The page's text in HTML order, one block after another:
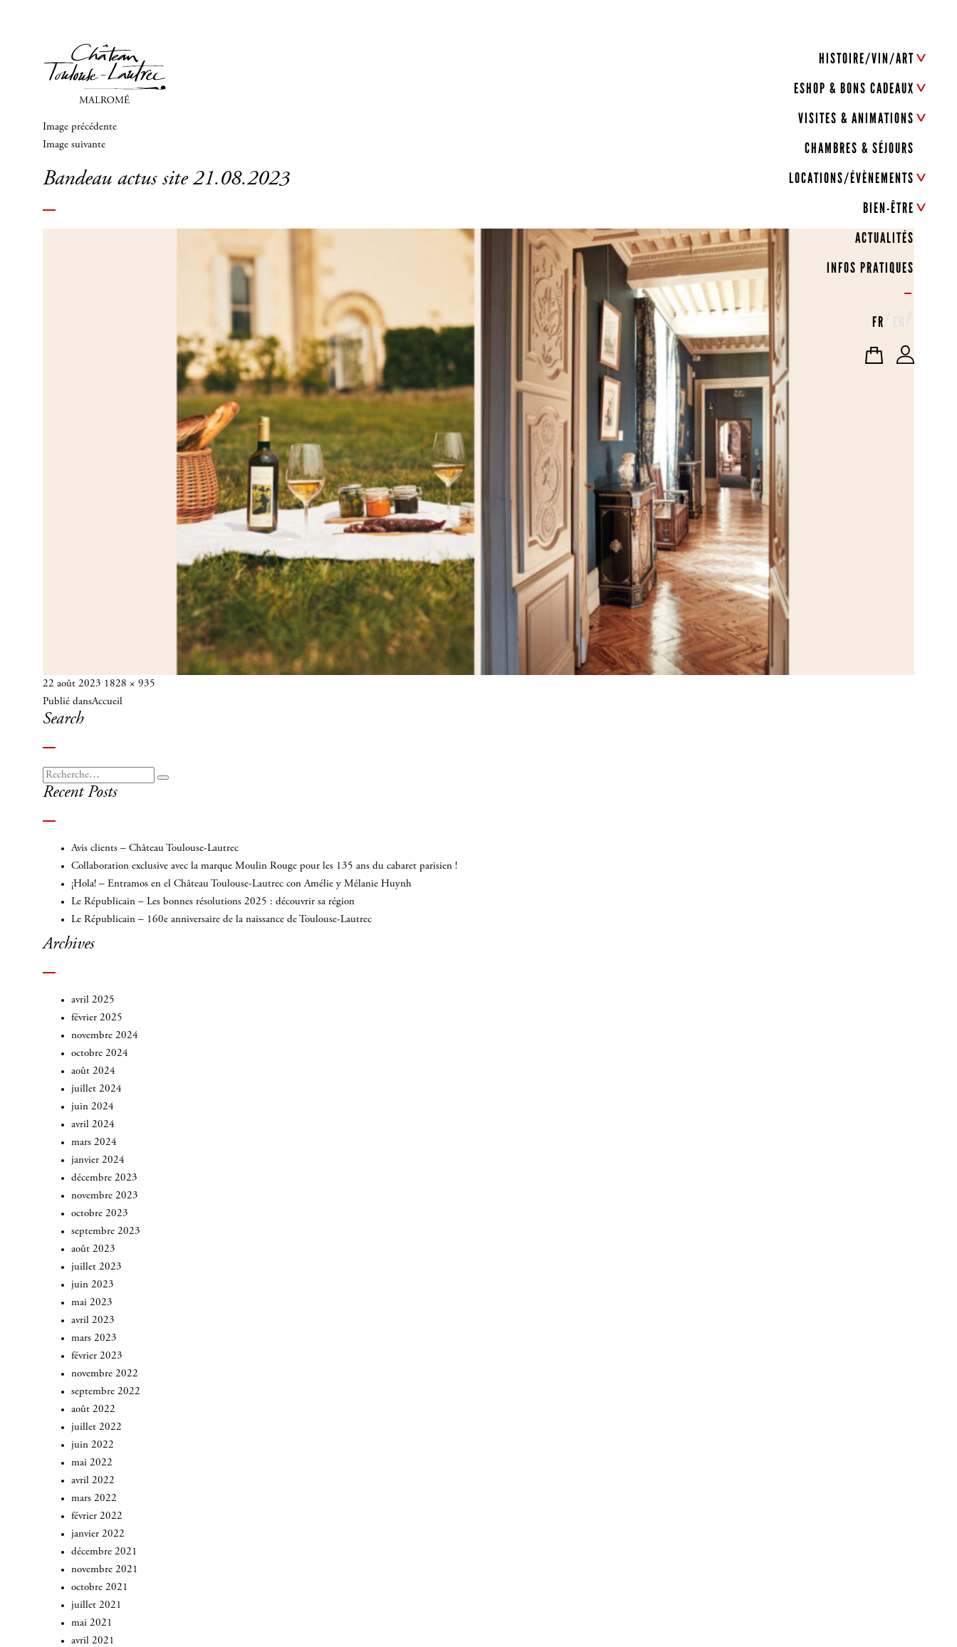
HISTOIRE/VIN/ART
ESHOP & BONS CADEAUX
VISITES & ANIMATIONS
CHAMBRES & SÉJOURS
LOCATIONS/ÉVÈNEMENTS
BIEN-ÊTRE
ACTUALITÉS
INFOS PRATIQUES
FR
Image précédente
Image suivante
Bandeau actus site 21.08.2023
Publié
le
22 août 2023 Taille
réelle
1828 × 935
Navigation
de
Publié dansAccueil
Search
Recherche
pour
Recherche
Recent Posts
Avis clients – Château Toulouse-Lautrec
Collaboration exclusive avec la marque Moulin Rouge pour les 135 ans du cabaret parisien !
¡Hola! – Entramos en el Château Toulouse-Lautrec con Amélie y Mélanie Huynh
Le Républicain – Les bonnes résolutions 2025 : découvrir sa région
Le Républicain – 160e anniversaire de la naissance de Toulouse-Lautrec
Archives
avril 2025
février 2025
novembre 2024
octobre 2024
août 2024
juillet 2024
juin 2024
avril 2024
mars 2024
janvier 2024
décembre 2023
novembre 2023
octobre 2023
septembre 2023
août 2023
juillet 2023
juin 2023
mai 2023
avril 2023
mars 2023
février 2023
novembre 2022
septembre 2022
août 2022
juillet 2022
juin 2022
mai 2022
avril 2022
mars 2022
février 2022
janvier 2022
décembre 2021
novembre 2021
octobre 2021
juillet 2021
mai 2021
avril 2021